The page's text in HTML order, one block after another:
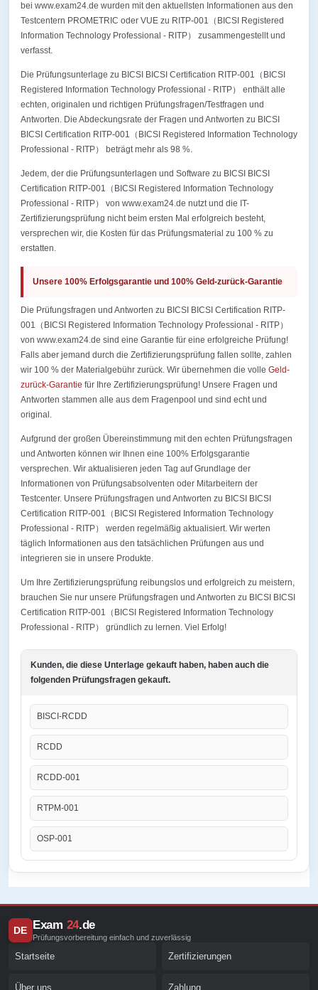
bei www.exam24.de wurden mit den aktuellsten Informationen aus den
Testcentern PROMETRIC oder VUE zu RITP-001（BICSI Registered
Information Technology Professional - RITP） zusammengestellt und
verfasst.
Die Prüfungsunterlage zu BICSI BICSI Certification RITP-001（BICSI
Registered Information Technology Professional - RITP） enthält alle
echten, originalen und richtigen Prüfungsfragen/Testfragen und
Antworten. Die Abdeckungsrate der Fragen und Antworten zu BICSI
BICSI Certification RITP-001（BICSI Registered Information Technology
Professional - RITP） beträgt mehr als 98 %.
Jedem, der die Prüfungsunterlagen und Software zu BICSI BICSI
Certification RITP-001（BICSI Registered Information Technology
Professional - RITP） von www.exam24.de nutzt und die IT-
Zertifizierungsprüfung nicht beim ersten Mal erfolgreich besteht,
versprechen wir, die Kosten für das Prüfungsmaterial zu 100 % zu
erstatten.
Unsere 100% Erfolgsgarantie und 100% Geld-zurück-Garantie
Die Prüfungsfragen und Antworten zu BICSI BICSI Certification RITP-
001（BICSI Registered Information Technology Professional - RITP）
von www.exam24.de sind eine Garantie für eine erfolgreiche Prüfung!
Falls aber jemand durch die Zertifizierungsprüfung fallen sollte, zahlen
wir 100 % der Materialgebühr zurück. Wir übernehmen die volle Geld-
zurück-Garantie für Ihre Zertifizierungsprüfung! Unsere Fragen und
Antworten stammen alle aus dem Fragenpool und sind echt und
original.
Aufgrund der großen Übereinstimmung mit den echten Prüfungsfragen
und Antworten können wir Ihnen eine 100% Erfolgsgarantie
versprechen. Wir aktualisieren jeden Tag auf Grundlage der
Informationen von Prüfungsabsolventen oder Mitarbeitern der
Testcenter. Unsere Prüfungsfragen und Antworten zu BICSI BICSI
Certification RITP-001（BICSI Registered Information Technology
Professional - RITP） werden regelmäßig aktualisiert. Wir werten
täglich Informationen aus den tatsächlichen Prüfungen aus und
integrieren sie in unsere Produkte.
Um Ihre Zertifizierungsprüfung reibungslos und erfolgreich zu meistern,
brauchen Sie nur unsere Prüfungsfragen und Antworten zu BICSI BICSI
Certification RITP-001（BICSI Registered Information Technology
Professional - RITP） gründlich zu lernen. Viel Erfolg!
Kunden, die diese Unterlage gekauft haben, haben auch die
folgenden Prüfungsfragen gekauft.
BISCI-RCDD
RCDD
RCDD-001
RTPM-001
OSP-001
DE Exam 24.de
Prüfungsvorbereitung einfach und zuverlässig
Startseite Zertifizierungen
Über uns Zahlung